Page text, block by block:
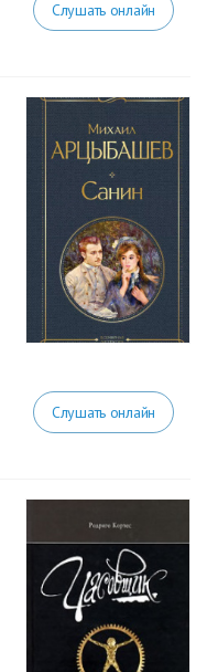
Слушать онлайн
Слушать онлайн